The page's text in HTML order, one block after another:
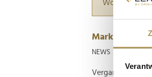
Wörter
NEWS
Vergangene